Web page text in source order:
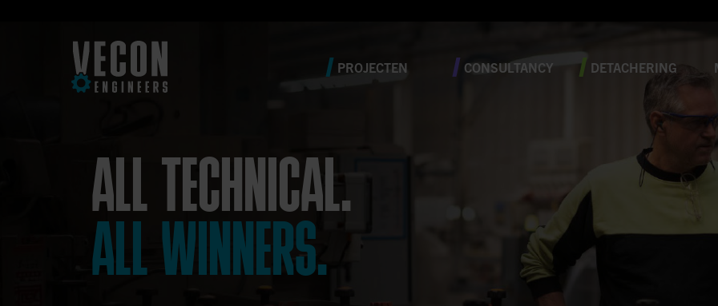
PROJECTEN CONSULTANCY DETACHERING
ALL TECHNICAL.
ALL WINNERS.